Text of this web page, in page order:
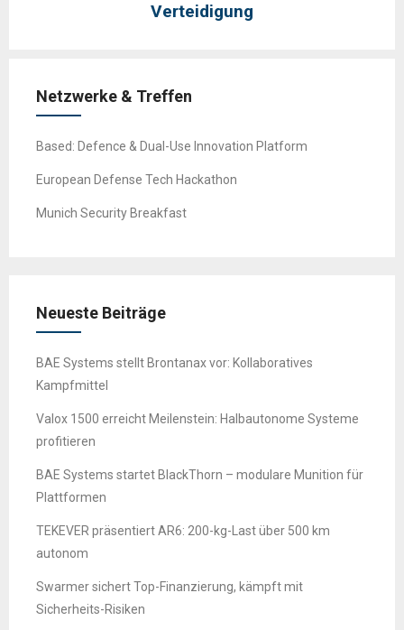
Verteidigung
Netzwerke & Treffen
Based: Defence & Dual-Use Innovation Platform
European Defense Tech Hackathon
Munich Security Breakfast
Neueste Beiträge
BAE Systems stellt Brontanax vor: Kollaboratives
Kampfmittel
Valox 1500 erreicht Meilenstein: Halbautonome Systeme
profitieren
BAE Systems startet BlackThorn – modulare Munition für
Plattformen
TEKEVER präsentiert AR6: 200-kg-Last über 500 km
autonom
Swarmer sichert Top-Finanzierung, kämpft mit
Sicherheits-Risiken